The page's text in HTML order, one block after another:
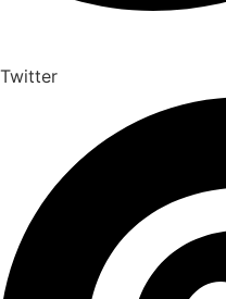
Twitter